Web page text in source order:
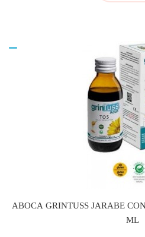
ABOCA GRINTUSS JARABE
ML